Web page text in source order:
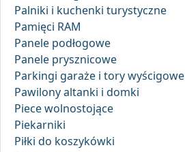
Palniki i kuchenki turystyczne
Pamięci RAM
Panele podłogowe
Panele prysznicowe
Parkingi garaże i tory wyścigowe
Pawilony altanki i domki
Piece wolnostojące
Piekarniki
Piłki do koszykówki